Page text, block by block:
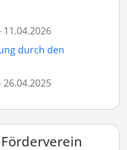
11.04.2026
durch den
26.04.2025